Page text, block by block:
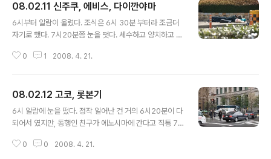
로 붙어있다. 지하로 나오니 우리은행이 바로 보였다. 인터
넷 환전한 돈을 찾고 짐을 다시 쌌다. 출국장으로 올라와서
ANA 카운터를 찾았다. L카운터, 왼편 끝이다. 짐을 붙이고
왔다. 입국심사후 면세점으로 향했다. 정확히 말하면 면세
08.02.11 신주쿠, 에비스, 다이깐야마
6시부터 알람이 울렸다. 조식은 6시 30분 부터라 조금더
자기로 했다. 7시20분쯤 눈을 떳다. 세수하고 양치하고 머
뷔페식. 빵 2가지와 버터,잼,스크램블에그와 소시지를 먹
어졌지만 여유있게 출발했다. 세이부 신주쿠역에서 횡단보
도를 건너고 도쿄도청으로 향했다. 실을 건널 마땅한 곳을
찾지 못해 지하철역으로 들어갔다. 신주쿠역은 안그래도
위함은 상상을 초월한다. 구글어스에서 보았던 나비모양의
0 1 2008. 4. 21.
08.02.12 고코, 롯본기
6시 알람에 눈을 떴다. 정작 일어난 건 거의 6시20분이 다
되어서 였지만, 동행인 친구가 에노시마에 간다고 직통 7
로 호텔 식당으로 내려갔다. 어제 너무 조금씩 먹은 것을 후
0 0 2008. 4. 21.